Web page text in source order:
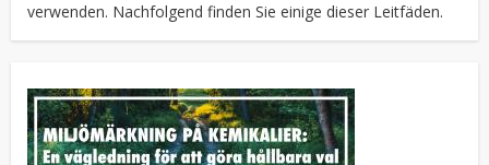
verwenden. Nachfolgend finden Sie einige dieser Leitfäden.